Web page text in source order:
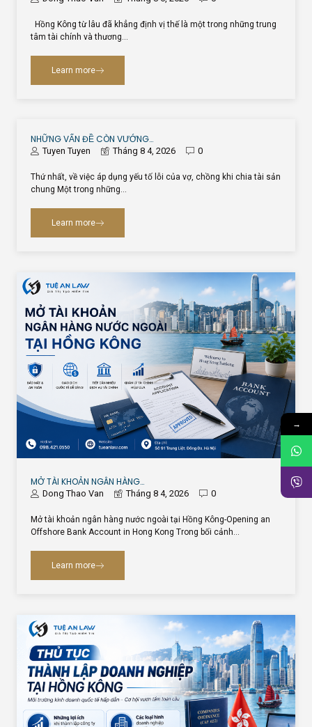
Hồng Kông từ lâu đã khẳng định vị thế là một trong những trung
tâm tài chính và thương…
Learn more
NHỮNG VẤN ĐỀ CÒN VƯỚNG…
Tuyen Tuyen Tháng 8 4, 2026 0
Thứ nhất, về việc áp dụng yếu tố lỗi của vợ, chồng khi chia tài sản
chung Một trong những…
Learn more
MỞ TÀI KHOẢN NGÂN HÀNG…
Dong Thao Van Tháng 8 4, 2026 0
Mở tài khoản ngân hàng nước ngoài tại Hồng Kông-Opening an
Offshore Bank Account in Hong Kong Trong bối cảnh…
Learn more
→